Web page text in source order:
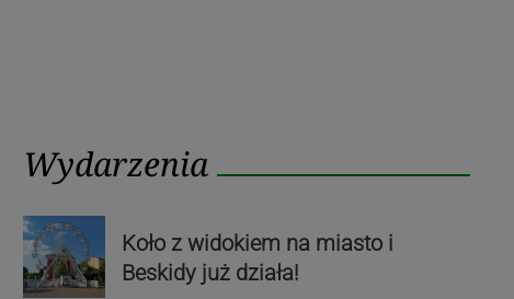
Wydarzenia
Koło z widokiem na miasto i
Beskidy już działa!